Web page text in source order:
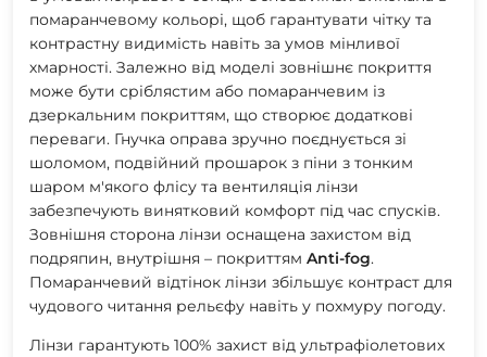
помаранчевому кольорі, щоб гарантувати чітку та
контрастну видимість навіть за умов мінливої ​​
хмарності. Залежно від моделі зовнішнє покриття
може бути сріблястим або помаранчевим із
дзеркальним покриттям, що створює додаткові
переваги. Гнучка оправа зручно поєднується зі
шоломом, подвійний прошарок з піни з тонким
шаром м'якого флісу та вентиляція лінзи
забезпечують винятковий комфорт під час спусків.
Зовнішня сторона лінзи оснащена захистом від
подряпин, внутрішня – покриттям Anti-fog.
Помаранчевий відтінок лінзи збільшує контраст для
чудового читання рельєфу навіть у похмуру погоду.
Лінзи гарантують 100% захист від ультрафіолетових